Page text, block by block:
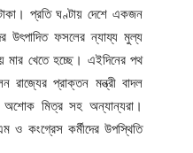
প্রতি ঘণ্টায় দেশে একজন
উৎপাদিত ফসলের ন্যায্য মুল্য
মার খেতে হচ্ছে। এইদিনের পথ
রাজ্যের প্রাক্তন মন্ত্রী বাদল
অশোক মিত্র সহ অন্যান্যরা।
ও কংগ্রেস কর্মীদের উপস্থিতি